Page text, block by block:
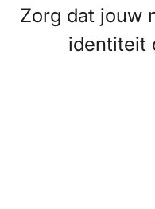
Zorg dat jouw
identiteit